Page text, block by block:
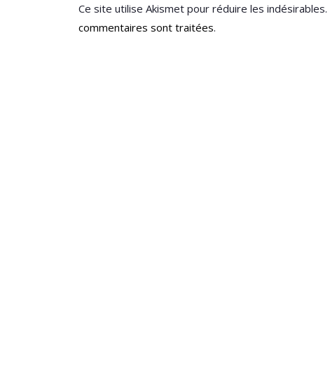
Ce site utilise Akismet pour réduire les indésirables.
commentaires sont traitées.